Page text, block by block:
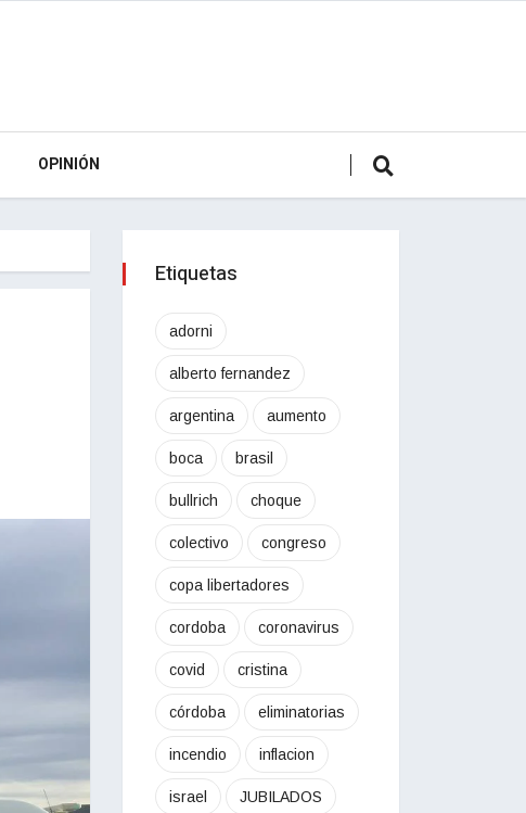
OPINIÓN
Etiquetas
adorni
alberto fernandez
argentina aumento
boca brasil
bullrich choque
colectivo congreso
copa libertadores
cordoba coronavirus
covid cristina
córdoba eliminatorias
incendio inflacion
israel JUBILADOS